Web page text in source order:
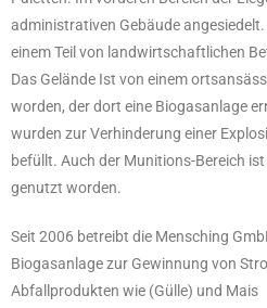
administrativen Gebäude
einem Teil von landwirtschaftlichen
Das Gelände Ist von einem
worden, der dort eine Biogasanlage
wurden zur Verhinderung einer
befüllt. Auch der Munitions-Bereich
genutzt worden.
Seit 2006 betreibt die Mensching
Biogasanlage zur Gewinnung von
Abfallprodukten wie (Gülle) und Mais